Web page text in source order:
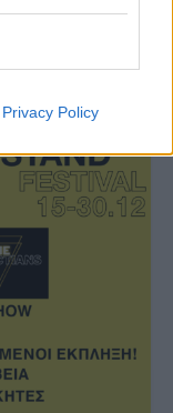
Privacy Policy